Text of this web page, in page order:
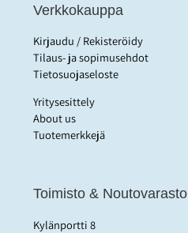
Verkkokauppa
Kirjaudu / Rekisteröidy
Tilaus- ja sopimusehdot
Tietosuojaseloste
Yritysesittely
About us
Tuotemerkkejä
Toimisto & Noutovarasto
Kylänportti 8